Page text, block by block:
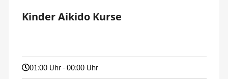
Kinder Aikido Kurse
01:00 Uhr - 00:00 Uhr